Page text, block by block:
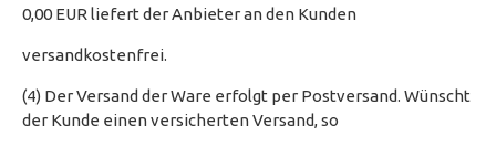
0,00 EUR liefert der Anbieter an den Kunden
versandkostenfrei.
(4) Der Versand der Ware erfolgt per Postversand. Wünscht
der Kunde einen versicherten Versand, so